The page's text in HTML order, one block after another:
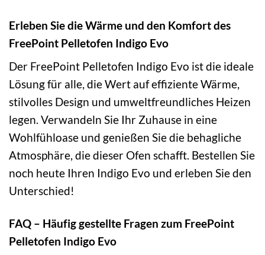
Erleben Sie die Wärme und den Komfort des
FreePoint Pelletofen Indigo Evo
Der FreePoint Pelletofen Indigo Evo ist die ideale
Lösung für alle, die Wert auf effiziente Wärme,
stilvolles Design und umweltfreundliches Heizen
legen. Verwandeln Sie Ihr Zuhause in eine
Wohlfühloase und genießen Sie die behagliche
Atmosphäre, die dieser Ofen schafft. Bestellen Sie
noch heute Ihren Indigo Evo und erleben Sie den
Unterschied!
FAQ – Häufig gestellte Fragen zum FreePoint
Pelletofen Indigo Evo